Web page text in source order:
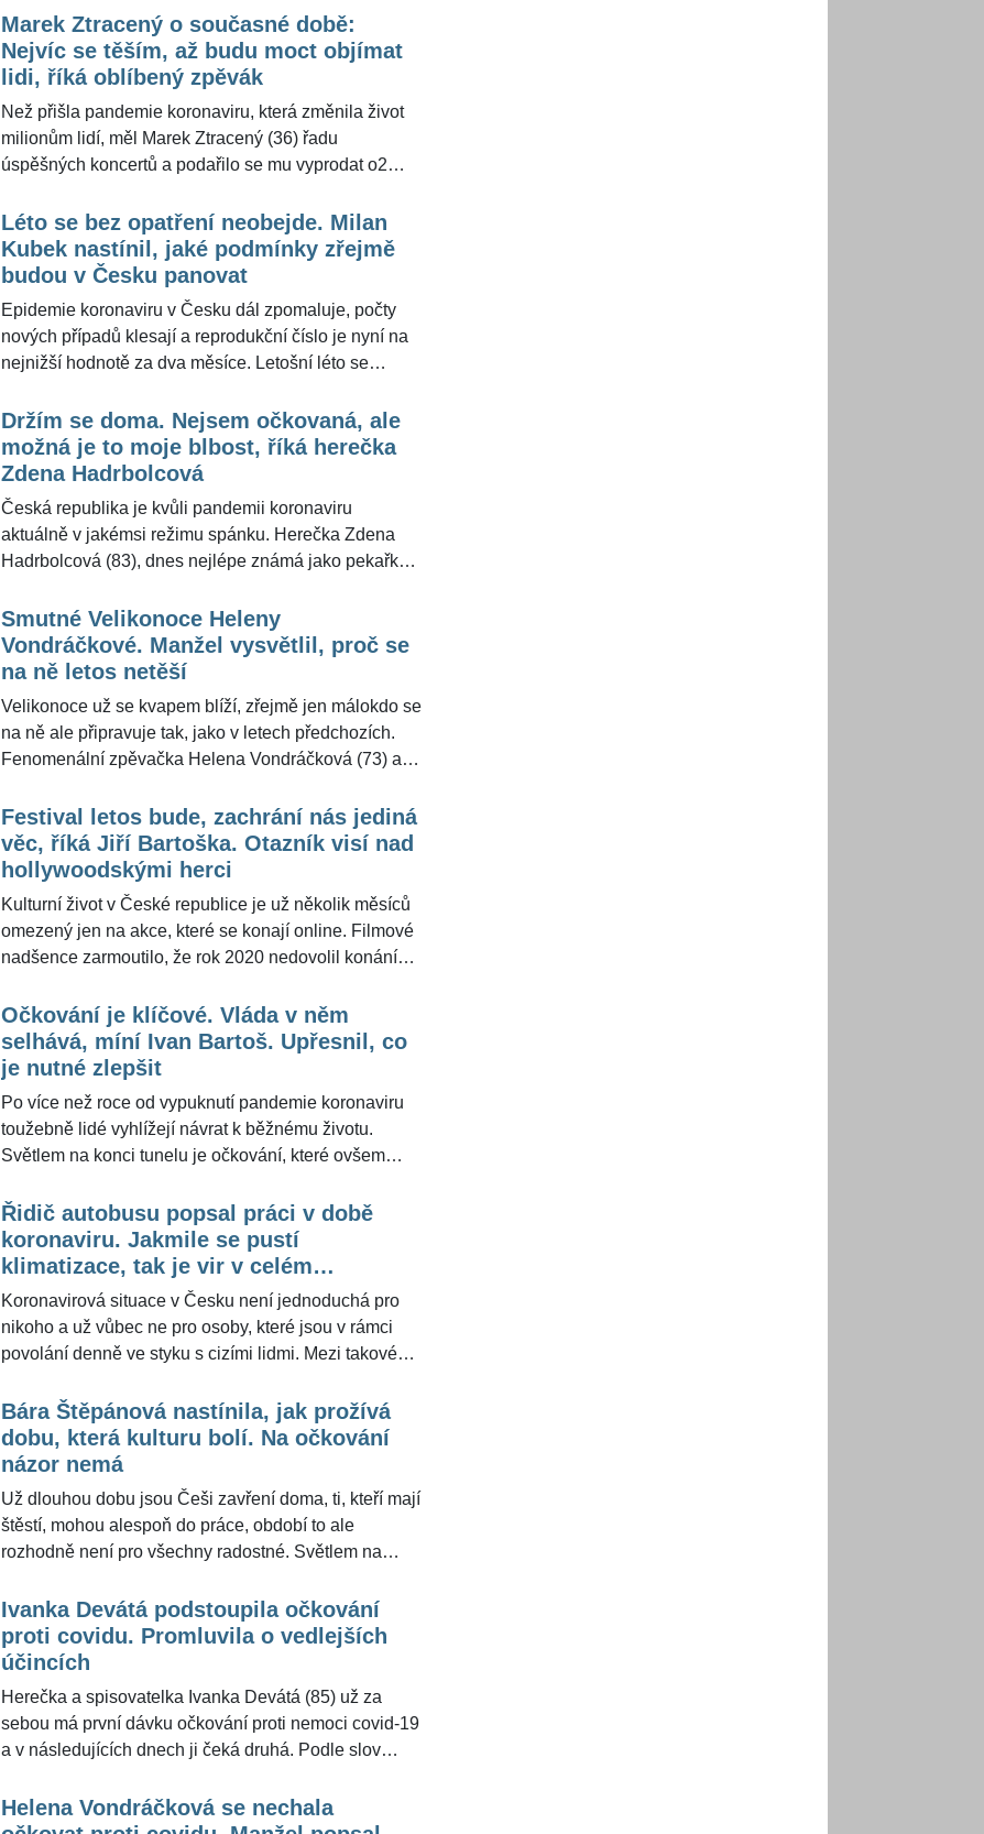
nečekat a sama učinila kroky k cestě za uzdravením.
Navštívila parazitoložku a nyní se dle vlastních slov
cítí dobře. "Vyčistit si tělo je dobré, pomůže vám to
všechno jsem se dozvěděla," řekla Sandra Pogodová
pro ŽivotvČesku.cz.
Marek Ztracený o současné době:
Nejvíc se těším, až budu moct objímat
lidi, říká oblíbený zpěvák
Než přišla pandemie koronaviru, která změnila život
milionům lidí, měl Marek Ztracený (36) řadu
úspěšných koncertů a podařilo se mu vyprodat o2
skočil do období, kdy se vystoupení konat nesměla a
dal si tak pauzu. Ani v tomto období ale
neprokrastinuje a věnuje se hudbě, přičemž nyní má
více času i na rodinu. "Byl jsem pořád někde v
kolonách na dálnicích a po koncertech, to jsem
vyměnil za to, že jezdím po Šumavě na kole a má to
něco do sebe," uvedl oblíbený zpěvák pro
Léto se bez opatření neobejde. Milan
Kubek nastínil, jaké podmínky zřejmě
budou v Česku panovat
Epidemie koronaviru v Česku dál zpomaluje, počty
nových případů klesají a reprodukční číslo je nyní na
nejnižší hodnotě za dva měsíce. Letošní léto se
neponese ve stejném duchu, jako to loňské, které
bylo takřka bez opatření. "Asi bude dobré se vnitřně
připravovat na to, že možná ne respirátory, ale roušky
se budou ve vnitřních prostorách nosit," uvedl pro
ŽivotvČesku.cz prezident České lékařské komory
Milan Kubek (53).
Držím se doma. Nejsem očkovaná, ale
možná je to moje blbost, říká herečka
Zdena Hadrbolcová
Česká republika je kvůli pandemii koronaviru
aktuálně v jakémsi režimu spánku. Herečka Zdena
Hadrbolcová (83), dnes nejlépe známá jako pekařka
se stejně jako mnozí další drží především doma.
Ačkoliv na vakcínu proti nemoci covid-19 má nárok,
nepodstoupila ji. "Nejsem očkovaná, ale možná, že je
Smutné Velikonoce Heleny
Vondráčkové. Manžel vysvětlil, proč se
na ně letos netěší
Velikonoce už se kvapem blíží, zřejmě jen málokdo se
na ně ale připravuje tak, jako v letech předchozích.
Fenomenální zpěvačka Helena Vondráčková (73) a
ale počítají s tím, že budou jiné, než bývalo zvykem.
"V podstatě se na ně netěšíme, je to jinak než
vždycky," uvedl pro ŽivotvČesku.cz Martin Michal.
Festival letos bude, zachrání nás jediná
věc, říká Jiří Bartoška. Otazník visí nad
hollywoodskými herci
Kulturní život v České republice je už několik měsíců
omezený jen na akce, které se konají online. Filmové
nadšence zarmoutilo, že rok 2020 nedovolil konání
Varech, na který se ročně sjíždějí významné
osobnosti české i zahraniční kinematografie.
Prezident festivalu Jiří Bartoška (73) uvedl, že letos se
termínu 4. července, protože věříme, že za tu dobu ta
společnost už bude proočkovanější," uvedl herec pro
Očkování je klíčové. Vláda v něm
selhává, míní Ivan Bartoš. Upřesnil, co
je nutné zlepšit
Po více než roce od vypuknutí pandemie koronaviru
toužebně lidé vyhlížejí návrat k běžnému životu.
Světlem na konci tunelu je očkování, které ovšem
Bartoš (40) popsal, v čem vidí zásadní chyby, co by
šlo udělat jinak a jakých zásad je potřeba se u vakcín
držet. "Piráti jsou u vakcín pro 3D - důvěru,
dostupnost a dobrovolnost. Zdraví lidí je třeba
chránit," uvedl pro ŽivotvČesku.cz předseda České
Řidič autobusu popsal práci v době
koronaviru. Jakmile se pustí
klimatizace, tak je vir v celém
autobusu, říká
Koronavirová situace v Česku není jednoduchá pro
nikoho a už vůbec ne pro osoby, které jsou v rámci
povolání denně ve styku s cizími lidmi. Mezi takové
veřejné dopravě. Nejen, že se obávají o své zdraví,
ale musí se často potýkat i s lidmi, kteří nechtějí
dodržovat opatření. "Když člověk vejde s rouškou a
vzadu ji sundá, tak už to neovlivním, bohužel tam ani
nevidím," uvedl pro ŽivotvČesku.cz řidič autobusu,
který jezdí v Praze i mimo ni a nepřál si kvůli obavám
ztráty zaměstnání zveřejnit své jméno. Říkejme mu
Bára Štěpánová nastínila, jak prožívá
dobu, která kulturu bolí. Na očkování
názor nemá
Už dlouhou dobu jsou Češi zavření doma, ti, kteří mají
štěstí, mohou alespoň do práce, období to ale
rozhodně není pro všechny radostné. Světlem na
všichni ovšem k vakcíně zaujali konkrétní postoj. "Na
očkování zatím nemám názor," uvedla pro
ŽivotvČesku.cz herečka Bára Štěpánová (61), která,
Ivanka Devátá podstoupila očkování
proti covidu. Promluvila o vedlejších
účincích
Herečka a spisovatelka Ivanka Devátá (85) už za
sebou má první dávku očkování proti nemoci covid-19
a v následujících dnech ji čeká druhá. Podle slov
mě bolela dva dny ruka, ale ta mě bolí i po očkování
proti chřipce," uvedla Devátá pro ŽivotvČesku.cz.
Helena Vondráčková se nechala